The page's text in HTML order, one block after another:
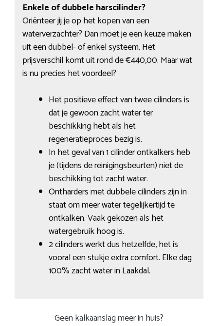
Enkele of dubbele harscilinder?
Oriënteer jij je op het kopen van een
waterverzachter? Dan moet je een keuze maken
uit een dubbel- of enkel systeem. Het
prijsverschil komt uit rond de €440,00. Maar wat
is nu precies het voordeel?
Het positieve effect van twee cilinders is
dat je gewoon zacht water ter
beschikking hebt als het
regeneratieproces bezig is.
In het geval van 1 cilinder ontkalkers heb
je (tijdens de reinigingsbeurten) niet de
beschikking tot zacht water.
Ontharders met dubbele cilinders zijn in
staat om meer water tegelijkertijd te
ontkalken. Vaak gekozen als het
watergebruik hoog is.
2 cilinders werkt dus hetzelfde, het is
vooral een stukje extra comfort. Elke dag
100% zacht water in Laakdal.
Geen kalkaanslag meer in huis?